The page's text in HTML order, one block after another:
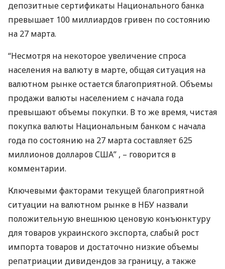
депозитные сертификаты Национального банка
превышает 100 миллиардов гривен по состоянию
на 27 марта.
“Несмотря на некоторое увеличение спроса
населения на валюту в марте, общая ситуация на
валютном рынке остается благоприятной. Объемы
продажи валюты населением с начала года
превышают объемы покупки. В то же время, чистая
покупка валюты Национальным банком с начала
года по состоянию на 27 марта составляет 625
миллионов долларовСША” , – говорится в
комментарии.
Ключевыми факторами текущей благоприятной
ситуации на валютном рынке в НБУ назвали
положительную внешнюю ценовую конъюнктуру
для товаров украинского экспорта, слабый рост
импорта товаров и достаточно низкие объемы
репатриации дивидендов за границу, а также